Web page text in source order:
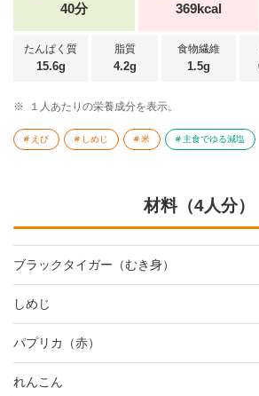
40分 369kcal
たんぱく質
15.6g
脂質
4.2g
食物繊維
1.5g
※ １人あたりの栄養成分を表示。
えび しめじ 米 主食でゆる減塩
材料（4人分）
ブラックタイガー（むき身）
しめじ
パプリカ（赤）
れんこん